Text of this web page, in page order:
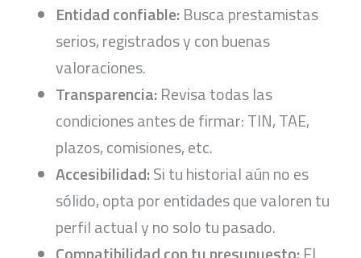
Entidad confiable:Busca prestamistas
serios, registrados y con buenas
valoraciones.
Transparencia:Revisa todas las
condiciones antes de firmar: TIN, TAE,
plazos, comisiones, etc.
Accesibilidad:Si tu historial aún no es
sólido, opta por entidades que valoren tu
perfil actual y no solo tu pasado.